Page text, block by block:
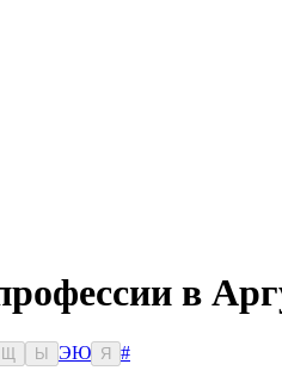
в
Ы ЭЮ Я
#